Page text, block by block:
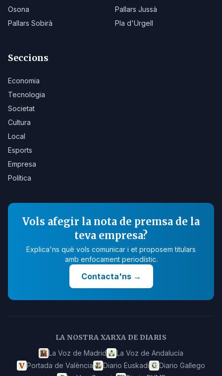
Osona
Pallars Jussà
Pallars Sobirà
Pla d'Urgell
Seccions
Economia
Tecnologia
Societat
Cultura
Local
Esports
Empresa
Política
Vols afegir la nota de premsa de la
teva empresa?
Explica'ns què vols comunicar i et proposem titulars
amb enfocament periodístic.
Contacta'ns→
LA NOSTRA XARXA DE DIARIS
La Voz de Madrid
La Voz de Andalucía
Portada de València
Diario Euskadi
Diario Gallego